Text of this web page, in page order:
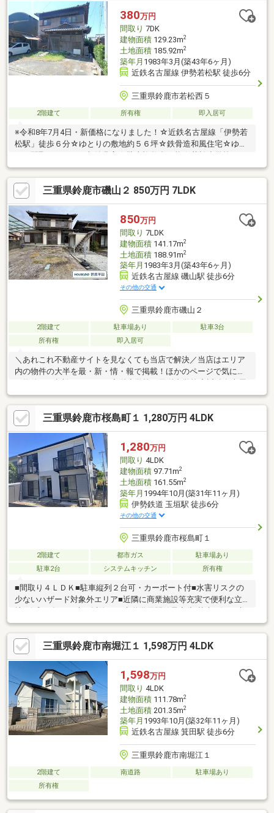
380万円
間取り 7DK
建物面積129.23m2
土地面積185.92m2
築年月 1983年3月(築43年6ヶ月)
近鉄名古屋線 伊勢若松駅 徒歩6分
三重県鈴鹿市若松西５
2階建て 所有権 即入居可
※令和8年7月4日・新価格になりました！☆近鉄名古屋線「伊勢若
松駅」徒歩６分☆ゆとりの敷地約５６坪☆鉄骨造和風住宅☆ゆと
りの間取り７ＤＫ・収納豊富☆駐車複数台可能☆若松小学校
三重県鈴鹿市磯山２ 850万円 7LDK
850万円
間取り 7LDK
建物面積141.17m2
土地面積188.91m2
築年月 1983年3月(築43年6ヶ月)
近鉄名古屋線 磯山駅 徒歩6分
その他の交通
三重県鈴鹿市磯山２
2階建て 駐車場あり
駐車3台
所有権
即入居可
＼あれこれ不動産サイトを見なくても当店で解決／当店はエリア
内の物件の大半を最・新・情・報で掲載！ほかのページで気にな
線「磯山」駅 徒歩約6分◆即お引渡し可能◆リフォーム相談
OK◆駐車場4台分（車種による）※写真をクリックすると、詳細を
ご覧いただけます。＝＝＝＝＝＝＝＝＝＝＝＝＝＝＝＝＝＝＝＝
＝＝《平日もご案内可能です♪》地域密着店の私達は、周辺環境、
相場、お得な住宅ローンプランなど丁寧にご案内できます。＝＝
＝＝＝＝＝＝＝＝＝＝＝＝＝＝＝＝＝＝＝＝
三重県鈴鹿市桜島町１ 1,280万円 4LDK
1,280万円
間取り 4LDK
建物面積97.71m2
土地面積161.55m2
築年月 1994年10月(築31年11ヶ月)
伊勢鉄道 玉垣駅 徒歩6分
その他の交通
三重県鈴鹿市桜島町１
2階建て 都市ガス
駐車場あり
駐車2台
システムキッチン 所有権
■間取り４ＬＤＫ■駐車縦列２台可・カーポート付■水害リスクの
少ないハザード対象外エリア■近隣に商業施設等充実で便利な立
地※令和９年３月末日以降、下水道供用開始予定(切替未了)※下水
道受益者負担金は買主の負担となります
三重県鈴鹿市南堀江１ 1,598万円 4LDK
1,598万円
間取り 4LDK
建物面積111.78m2
土地面積201.35m2
築年月 1993年10月(築32年11ヶ月)
近鉄名古屋線 箕田駅 徒歩6分
三重県鈴鹿市南堀江１
2階建て 南道路
駐車場あり
所有権